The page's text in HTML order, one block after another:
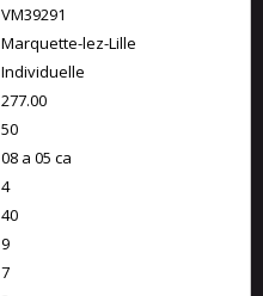
VM39291
Marquette-lez-Lille
Individuelle
277.00
50
08 a 05 ca
4
40
9
7